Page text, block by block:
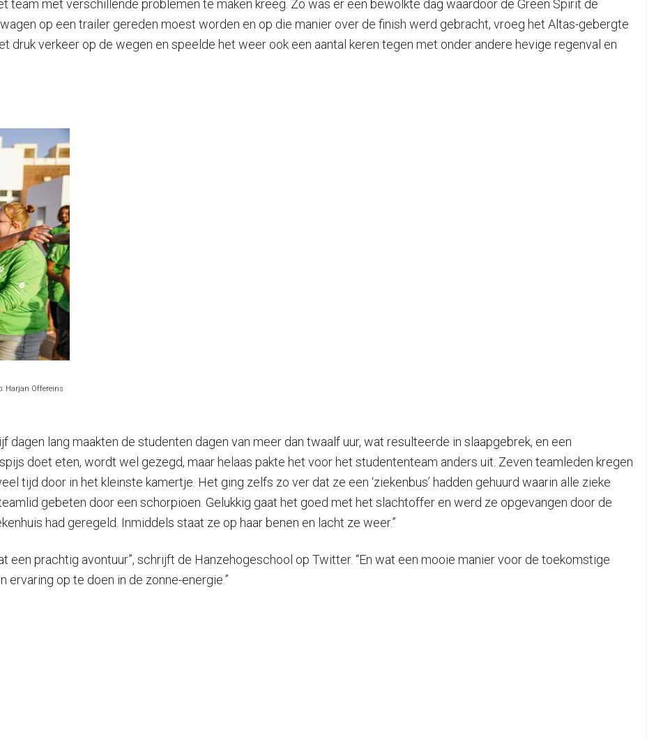
team met verschillende problemen te maken kreeg. Zo was er een bewolkte dag waardoor de Green Spirit de
op een trailer gereden moest worden en op die manier over de finish werd gebracht, vroeg het Altas-gebergte
druk verkeer op de wegen en speelde het weer ook een aantal keren tegen met onder andere hevige regenval en
Harjan Offereins
dagen lang maakten de studenten dagen van meer dan twaalf uur, wat resulteerde in slaapgebrek, en een
doet eten, wordt wel gezegd, maar helaas pakte het voor het studententeam anders uit. Zeven teamleden kregen
tijd door in het kleinste kamertje. Het ging zelfs zo ver dat ze een ‘ziekenbus’ hadden gehuurd waarin alle zieke
gebeten door een schorpioen. Gelukkig gaat het goed met het slachtoffer en werd ze opgevangen door de
had geregeld. Inmiddels staat ze op haar benen en lacht ze weer.”
een prachtig avontuur”, schrijft de Hanzehogeschool op Twitter. “En wat een mooie manier voor de toekomstige
op te doen in de zonne-energie.”